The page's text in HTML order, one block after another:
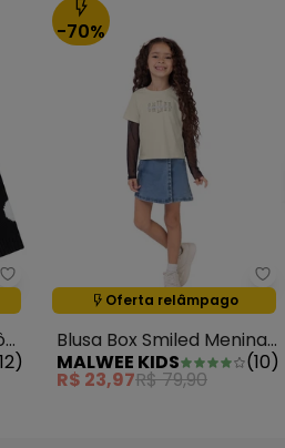
Malwee Kids - Suéter Infantil
12)
-70%
Oferta relâmpago
Termina em:01:23:59
Blusa Box Smiled Menina
Bege
MALWEE KIDS (10)
R$ 23,97R$ 79,90